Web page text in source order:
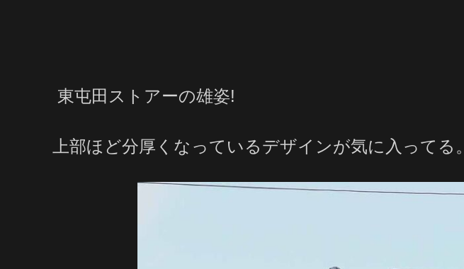
東屯田ストアーの雄姿!
上部ほど分厚くなっているデザインが気に入ってる。